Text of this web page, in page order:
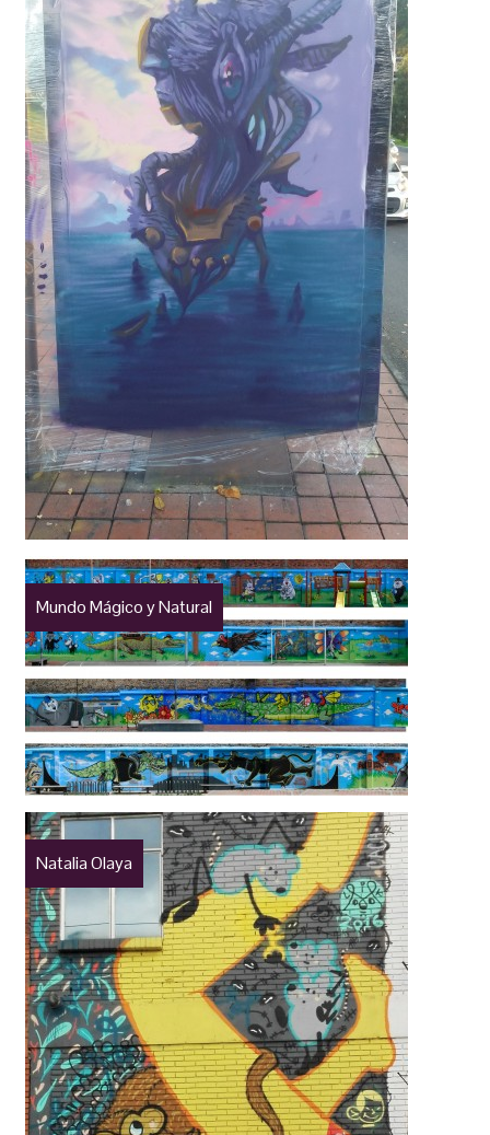
Mundo Mágico y Natural
Natalia Olaya